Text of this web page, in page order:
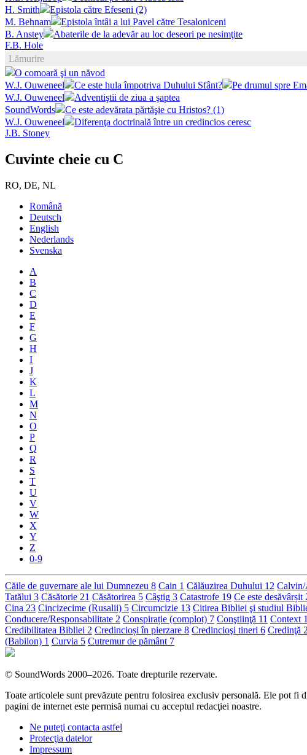
H. Smith
Epistola către Efeseni (2)
M. Behnam
Epistola întâi a lui Pavel către Tesaloniceni
B. Anstey
Abaterile de la adevăr au loc deseori pe nesimţite
F.B. Hole
Lămurire
O comoară şi un năvod
W.J. Ouweneel
Ce este hula împotriva Duhului Sfânt?
Pe drumul spre
W.J. Ouweneel
Adventiştii de ziua a şaptea
SoundWords
Ce este adevărata părtăşie cu Hristos? (1)
W.J. Ouweneel
Diferenţa doctrinală între un credincios ceresc
J.B. Stoney
Cuvinte cheie cu C
RO, DE, NL
Română
Deutsch
English
Nederlands
Svenska
A
B
C
D
E
F
G
H
I
J
K
L
M
N
O
P
Q
R
S
T
U
V
W
X
Y
Z
0-9
Căile de guvernare ale lui Dumnezeu 8 Cain 1 Călăuzirea Duhului 12
Tatălui 3 Căsătorie 21 Căsătorirea 5 Câştig 3 Catastrofe 19 Ce este desăvârșit
Cina 23 Cincizecime (Rusalii) 5 Circumcizie 13 Citirea Bibliei şi studiul
Conducere/Responsabilitate 2 Conspirație (complot) 7 Conştiinţă 11 Context 1
Credibilitatea Bibliei 2 Credincioși în pierzare 8 Credincioşi tineri 6 Credinţă
(Babilon) 1 Curvia 5 Cutremur de pământ 7
© SoundWords 2000–2026. Toate drepturile rezervate.
Toate articolele sunt prevăzute pentru folosirea exclusiv personală. Ele pot
pagini de internet este permisă numai cu acceptul redacţiei noastre.
Ne puteţi contacta astfel
Protecţia datelor
Impressum